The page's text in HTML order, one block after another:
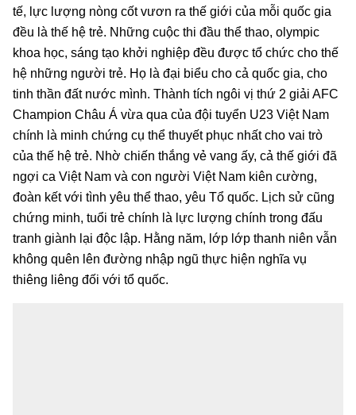
tế, lực lượng nòng cốt vươn ra thế giới của mỗi quốc gia
đều là thế hệ trẻ. Những cuộc thi đầu thể thao, olympic
khoa học, sáng tạo khởi nghiệp đều được tổ chức cho thế
hệ những người trẻ. Họ là đại biểu cho cả quốc gia, cho
tinh thần đất nước mình. Thành tích ngôi vị thứ 2 giải AFC
Champion Châu Á vừa qua của đội tuyển U23 Việt Nam
chính là minh chứng cụ thể thuyết phục nhất cho vai trò
của thế hệ trẻ. Nhờ chiến thắng vẻ vang ấy, cả thế giới đã
ngợi ca Việt Nam và con người Việt Nam kiên cường,
đoàn kết với tình yêu thể thao, yêu Tổ quốc. Lịch sử cũng
chứng minh, tuổi trẻ chính là lực lượng chính trong đấu
tranh giành lại độc lập. Hằng năm, lớp lớp thanh niên vẫn
không quên lên đường nhập ngũ thực hiện nghĩa vụ
thiêng liêng đối với tổ quốc.